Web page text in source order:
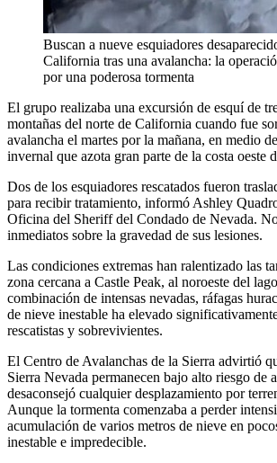
Buscan a nueve esquiadores
California tras una avalancha: la
por una poderosa tormenta
El grupo realizaba una excursión de esquí de
montañas del norte de California cuando fue
avalancha el martes por la mañana, en medio
invernal que azota gran parte de la costa oeste
Dos de los esquiadores rescatados fueron
para recibir tratamiento, informó Ashley
Oficina del Sheriff del Condado de Nevada.
inmediatos sobre la gravedad de sus lesiones.
Las condiciones extremas han ralentizado las
zona cercana a Castle Peak, al noroeste del
combinación de intensas nevadas, ráfagas
de nieve inestable ha elevado
rescatistas y sobrevivientes.
El Centro de Avalanchas de la Sierra advirtió
Sierra Nevada permanecen bajo alto riesgo de
desaconsejó cualquier desplazamiento por
Aunque la tormenta comenzaba a perder
acumulación de varios metros de nieve en
inestable e impredecible.